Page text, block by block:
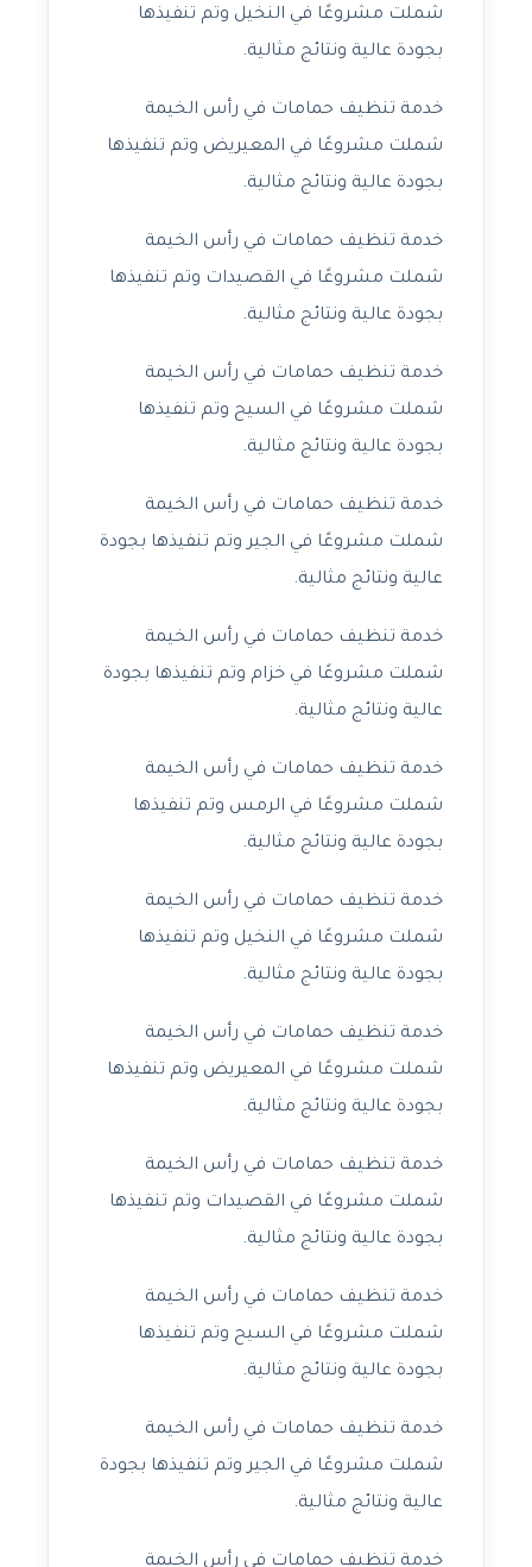
شملت مشروعًا في النخيل وتم تنفيذها
بجودة عالية ونتائج مثالية.
خدمة تنظيف حمامات في رأس الخيمة
شملت مشروعًا في المعيريض وتم تنفيذها
بجودة عالية ونتائج مثالية.
خدمة تنظيف حمامات في رأس الخيمة
شملت مشروعًا في القصيدات وتم تنفيذها
بجودة عالية ونتائج مثالية.
خدمة تنظيف حمامات في رأس الخيمة
شملت مشروعًا في السيح وتم تنفيذها
بجودة عالية ونتائج مثالية.
خدمة تنظيف حمامات في رأس الخيمة
شملت مشروعًا في الجير وتم تنفيذها بجودة
عالية ونتائج مثالية.
خدمة تنظيف حمامات في رأس الخيمة
شملت مشروعًا في خزام وتم تنفيذها بجودة
عالية ونتائج مثالية.
خدمة تنظيف حمامات في رأس الخيمة
شملت مشروعًا في الرمس وتم تنفيذها
بجودة عالية ونتائج مثالية.
خدمة تنظيف حمامات في رأس الخيمة
شملت مشروعًا في النخيل وتم تنفيذها
بجودة عالية ونتائج مثالية.
خدمة تنظيف حمامات في رأس الخيمة
شملت مشروعًا في المعيريض وتم تنفيذها
بجودة عالية ونتائج مثالية.
خدمة تنظيف حمامات في رأس الخيمة
شملت مشروعًا في القصيدات وتم تنفيذها
بجودة عالية ونتائج مثالية.
خدمة تنظيف حمامات في رأس الخيمة
شملت مشروعًا في السيح وتم تنفيذها
بجودة عالية ونتائج مثالية.
خدمة تنظيف حمامات في رأس الخيمة
شملت مشروعًا في الجير وتم تنفيذها بجودة
عالية ونتائج مثالية.
خدمة تنظيف حمامات في رأس الخيمة